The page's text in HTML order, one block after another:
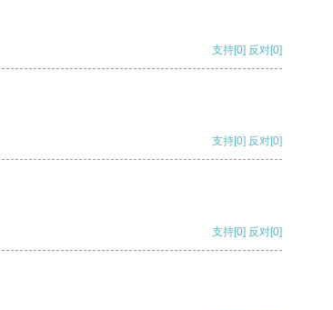
支持[0] 反对[0]
支持[0] 反对[0]
支持[0] 反对[0]